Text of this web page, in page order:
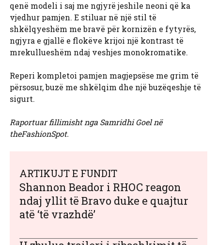
qenë modeli i saj me ngjyrë jeshile neoni që ka
vjedhur pamjen. E stiluar në një stil të
shkëlqyeshëm me bravë për kornizën e fytyrës,
ngjyra e gjallë e flokëve krijoi një kontrast të
mrekullueshëm ndaj veshjes monokromatike.
Reperi kompletoi pamjen magjepsëse me grim të
përsosur, buzë me shkëlqim dhe një buzëqeshje të
sigurt.
Raportuar fillimisht nga Samridhi Goel në
theFashionSpot.
ARTIKUJT E FUNDIT
Shannon Beador i RHOC reagon
ndaj yllit të Bravo duke e quajtur
atë ‘të vrazhdë’